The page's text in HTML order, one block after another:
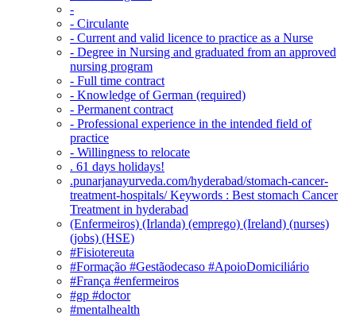
-
- Circulante
- Current and valid licence to practice as a Nurse
- Degree in Nursing and graduated from an approved
nursing program
- Full time contract
- Knowledge of German (required)
- Permanent contract
- Professional experience in the intended field of
practice
- Willingness to relocate
. 61 days holidays!
.punarjanayurveda.com/hyderabad/stomach-cancer-
treatment-hospitals/ Keywords : Best stomach Cancer
Treatment in hyderabad
(Enfermeiros) (Irlanda) (emprego) (Ireland) (nurses)
(jobs) (HSE)
#Fisiotereuta
#Formação #Gestãodecaso #ApoioDomiciliário
#França #enfermeiros
#gp #doctor
#mentalhealth